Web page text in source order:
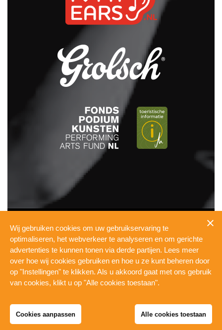
INFO
PRESSKIT
TECHNICAL
PRIVACY
COOKIES
WERKEN BIJ DE PUL
Wij gebruiken cookies om uw gebruikservaring te
optimaliseren, het webverkeer te analyseren en om gerichte
advertenties te kunnen tonen via derde partijen. Lees meer
over hoe wij cookies gebruiken en hoe u ze kunt beheren door
op "Instellingen" te klikken. Als u akkoord gaat met ons gebruik
van cookies, klikt u op "Alle cookies toestaan".
Cookies aanpassen Alle cookies toestaan